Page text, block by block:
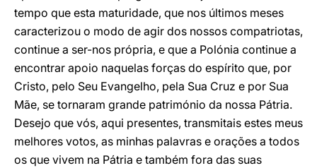
tempo que esta maturidade, que nos últimos meses
caracterizou o modo de agir dos nossos compatriotas,
continue a ser-nos própria, e que a Polónia continue a
encontrar apoio naquelas forças do espírito que, por
Cristo, pelo Seu Evangelho, pela Sua Cruz e por Sua
Mãe, se tornaram grande património da nossa Pátria.
Desejo que vós, aqui presentes, transmitais estes meus
melhores votos, as minhas palavras e orações a todos
os que vivem na Pátria e também fora das suas